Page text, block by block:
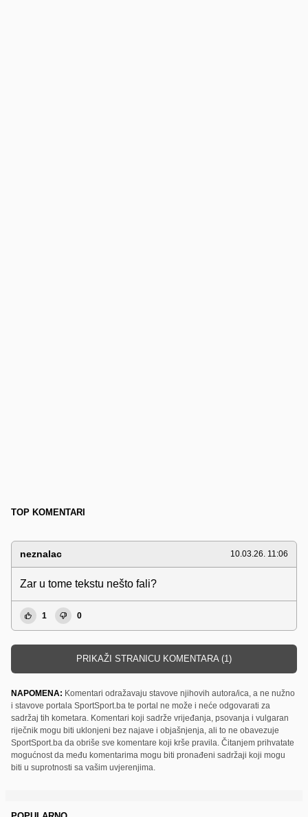
TOP KOMENTARI
neznalac 10.03.26. 11:06
Zar u tome tekstu nešto fali?
1 0
PRIKAŽI STRANICU KOMENTARA (1)
NAPOMENA: Komentari odražavaju stavove njihovih autora/ica, a ne nužno
i stavove portala SportSport.ba te portal ne može i neće odgovarati za
sadržaj tih kometara. Komentari koji sadrže vrijeđanja, psovanja i vulgaran
riječnik mogu biti uklonjeni bez najave i objašnjenja, ali to ne obavezuje
SportSport.ba da obriše sve komentare koji krše pravila. Čitanjem prihvatate
mogućnost da među komentarima mogu biti pronađeni sadržaji koji mogu
biti u suprotnosti sa vašim uvjerenjima.